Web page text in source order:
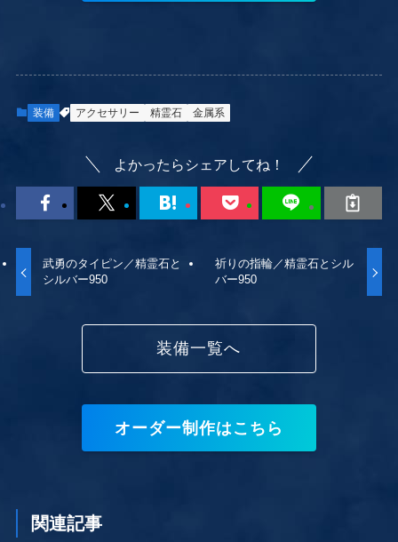
装備 アクセサリー 精霊石 金属系
よかったらシェアしてね！
武勇のタイピン／精霊石と
シルバー950
祈りの指輪／精霊石とシル
バー950
装備一覧へ
オーダー制作はこちら
関連記事